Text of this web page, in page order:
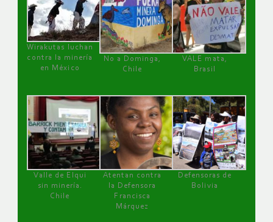
Wirakutas luchan
contra la minería
en México
No a Dominga,
Chile
VALE mata,
Brasil
Valle de Elqui
sin minería.
Chile
Atentan contra
la Defensora
Francisca
Márquez
Defensoras de
Bolivia